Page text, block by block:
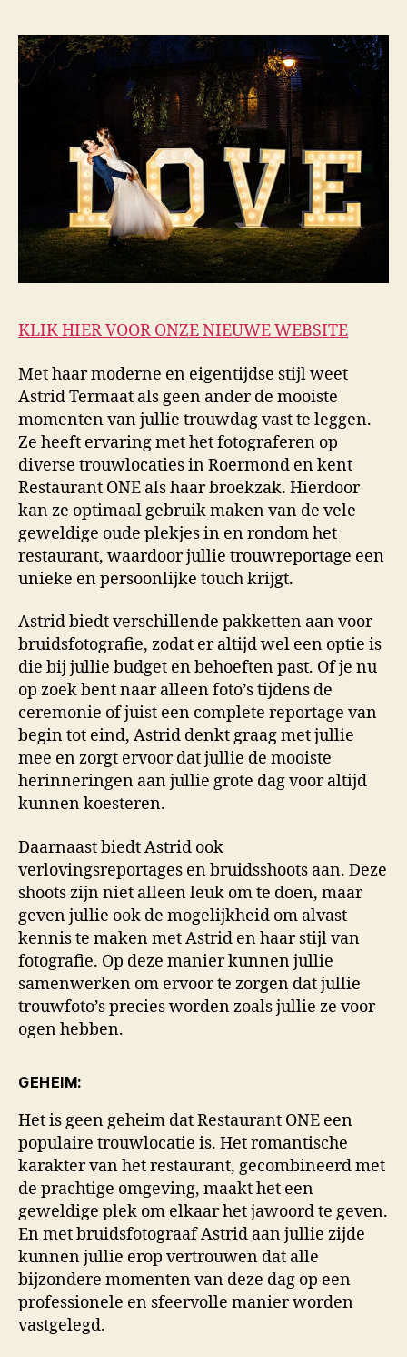
KLIK HIER VOOR ONZE NIEUWE WEBSITE
Met haar moderne en eigentijdse stijl weet
Astrid Termaat als geen ander de mooiste
momenten van jullie trouwdag vast te leggen.
Ze heeft ervaring met het fotograferen op
diverse trouwlocaties in Roermond en kent
Restaurant ONE als haar broekzak. Hierdoor
kan ze optimaal gebruik maken van de vele
geweldige oude plekjes in en rondom het
restaurant, waardoor jullie trouwreportage een
unieke en persoonlijke touch krijgt.
Astrid biedt verschillende pakketten aan voor
bruidsfotografie, zodat er altijd wel een optie is
die bij jullie budget en behoeften past. Of je nu
op zoek bent naar alleen foto’s tijdens de
ceremonie of juist een complete reportage van
begin tot eind, Astrid denkt graag met jullie
mee en zorgt ervoor dat jullie de mooiste
herinneringen aan jullie grote dag voor altijd
kunnen koesteren.
Daarnaast biedt Astrid ook
verlovingsreportages en bruidsshoots aan. Deze
shoots zijn niet alleen leuk om te doen, maar
geven jullie ook de mogelijkheid om alvast
kennis te maken met Astrid en haar stijl van
fotografie. Op deze manier kunnen jullie
samenwerken om ervoor te zorgen dat jullie
trouwfoto’s precies worden zoals jullie ze voor
ogen hebben.
GEHEIM:
Het is geen geheim dat Restaurant ONE een
populaire trouwlocatie is. Het romantische
karakter van het restaurant, gecombineerd met
de prachtige omgeving, maakt het een
geweldige plek om elkaar het jawoord te geven.
En met bruidsfotograaf Astrid aan jullie zijde
kunnen jullie erop vertrouwen dat alle
bijzondere momenten van deze dag op een
professionele en sfeervolle manier worden
vastgelegd.